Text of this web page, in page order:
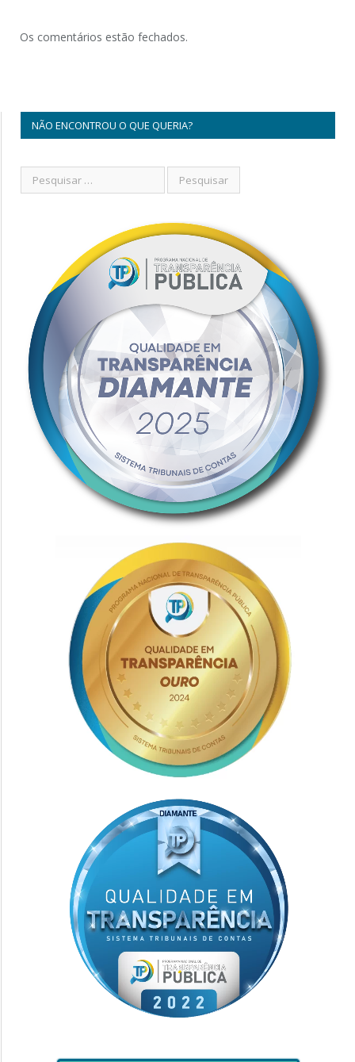
Os comentários estão fechados.
NÃO ENCONTROU O QUE QUERIA?